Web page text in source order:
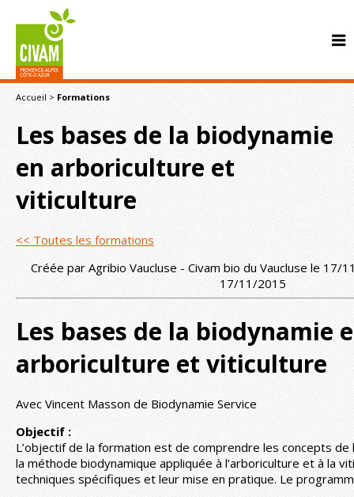
Accueil > Formations
Les bases de la biodynamie
en arboriculture et
viticulture
<< Toutes les formations
Créée par Agribio Vaucluse - Civam bio du Vaucluse le 17/
17/11/2015
Les bases de la biodynamie
arboriculture et viticulture
Avec Vincent Masson de Biodynamie Service
Objectif :
L’objectif de la formation est de comprendre les concepts de
la méthode biodynamique appliquée à l’arboriculture et à la
techniques spécifiques et leur mise en pratique. Le